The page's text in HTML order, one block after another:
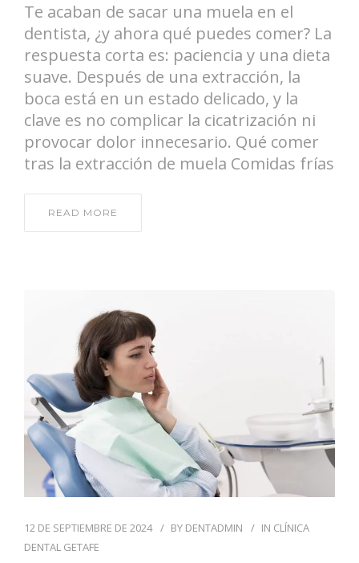
Te acaban de sacar una muela en el
dentista, ¿y ahora qué puedes comer? La
respuesta corta es: paciencia y una dieta
suave. Después de una extracción, la
boca está en un estado delicado, y la
clave es no complicar la cicatrización ni
provocar dolor innecesario. Qué comer
tras la extracción de muela Comidas frías
READ MORE
12 DE SEPTIEMBRE DE 2024 BY DENTADMIN IN CLÍNICA
DENTAL GETAFE